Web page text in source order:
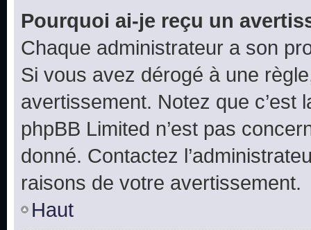
Pourquoi ai-je reçu un
Chaque administrateur a son
Si vous avez dérogé à une
avertissement. Notez que c’est
phpBB Limited n’est pas
donné. Contactez
raisons de votre avertissement.
Haut